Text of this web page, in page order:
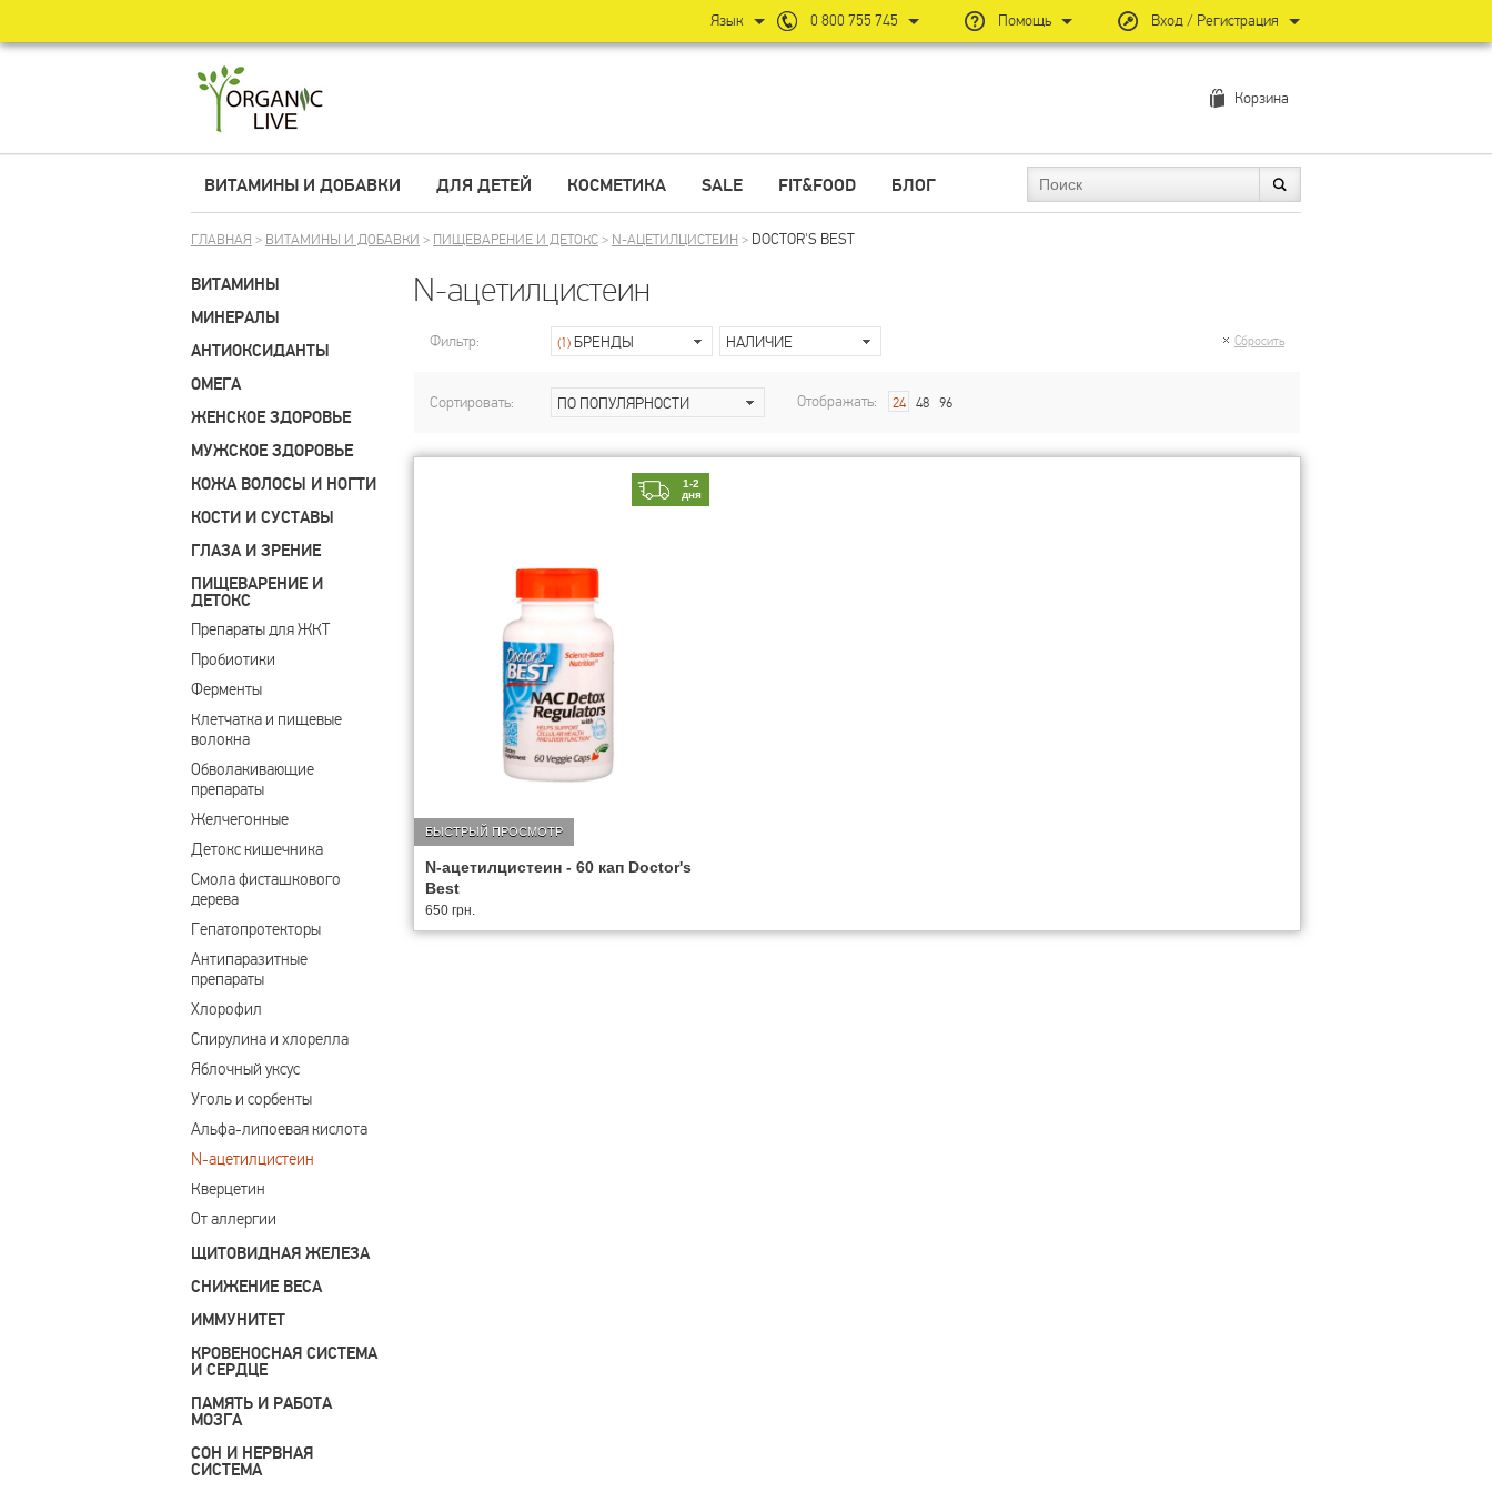
Корзина
ВИТАМИНЫ И ДОБАВКИ ДЛЯ ДЕТЕЙ КОСМЕТИКА SALE FIT&FOOD БЛОГ
ГЛАВНАЯ > ВИТАМИНЫ И ДОБАВКИ > ПИЩЕВАРЕНИЕ И ДЕТОКС> N-АЦЕТИЛЦИСТЕИН > DOCTOR'S BEST
ВИТАМИНЫ
МИНЕРАЛЫ
АНТИОКСИДАНТЫ
ОМЕГА
ЖЕНСКОЕ ЗДОРОВЬЕ
МУЖСКОЕ ЗДОРОВЬЕ
КОЖА ВОЛОСЫ И НОГТИ
КОСТИ И СУСТАВЫ
ГЛАЗА И ЗРЕНИЕ
ПИЩЕВАРЕНИЕ И
ДЕТОКС
Препараты для ЖКТ
Пробиотики
Ферменты
Клетчатка и пищевые
волокна
Обволакивающие
препараты
Желчегонные
Детокс кишечника
Смола фисташкового
дерева
Гепатопротекторы
Антипаразитные
препараты
Хлорофил
Спирулина и хлорелла
Яблочный уксус
Уголь и сорбенты
Альфа-липоевая кислота
N-ацетилцистеин
Кверцетин
От аллергии
ЩИТОВИДНАЯ ЖЕЛЕЗА
СНИЖЕНИЕ ВЕСА
ИММУНИТЕТ
КРОВЕНОСНАЯ СИСТЕМА
И СЕРДЦЕ
ПАМЯТЬ И РАБОТА
МОЗГА
СОН И НЕРВНАЯ
СИСТЕМА
N-ацетилцистеин
Фильтр: (1) БРЕНДЫ НАЛИЧИЕ Сбросить
Сортировать: ПО ПОПУЛЯРНОСТИ Отображать: 24 48 96
1-2
дня
N-ацетилцистеин - 60 кап Doctor's
Best
БЫСТРЫЙ ПРОСМОТР
650 грн.
Вход / Регистрация
Помощь
0 800 755 745
Язык